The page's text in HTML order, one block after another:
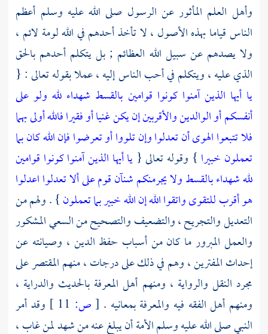
وأهل العلم المأثور عن الرسول صلى الله عليه وسلم أعظم
الناس قياما بهذه الأصول ، لا تأخذ أحدهم في الله لومة لائم ،
ولا يصدهم عن سبيل الله العظائم ; بل يتكلم أحدهم بالحق
الذي عليه ، ويتكلم في أحب الناس إليه ، عملا بقوله تعالى : {
يا أيها الذين آمنوا كونوا قوامين بالقسط شهداء لله ولو على
أنفسكم أو الوالدين والأقربين إن يكن غنيا أو فقيرا فالله أولى بهما
فلا تتبعوا الهوى أن تعدلوا وإن تلووا أو تعرضوا فإن الله كان بما
تعملون خبيرا } وقوله تعالى { يا أيها الذين آمنوا كونوا قوامين
لله شهداء بالقسط ولا يجرمنكم شنآن قوم على ألا تعدلوا اعدلوا
هو أقرب للتقوى واتقوا الله إن الله خبير بما تعملون} . ولهم من
التعديل والتجريح ، والتضعيف والتصحيح من السعي المشكور
والعمل المبرور ما كان من أسباب حفظ الدين ، وصيانته عن
إحداث المفترين ، وهم في ذلك على درجات ، منهم المقتصر على
مجرد النقل والرواية ، ومنهم أهل المعرفة بالحديث والدراية ،
ومنهم أهل الفقه فيه والمعرفة بمعانيه . [ص:
وقد أمر
النبي صلى الله عليه وسلم الأمة أن يبلغ عنه من شهد لمن غاب ،